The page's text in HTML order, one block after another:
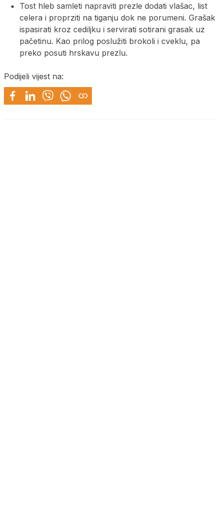
Tost hleb samleti napraviti prezle dodati vlašac, list
celera i proprziti na tiganju dok ne porumeni. Grašak
ispasirati kroz cediljku i servirati sotirani grasak uz
pačetinu. Kao prilog poslužiti brokoli i cveklu, pa
preko posuti hrskavu prezlu.
Podijeli vijest na: